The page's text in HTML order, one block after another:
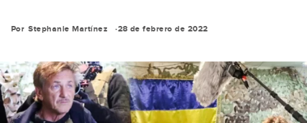
Por Stephanie Martínez 28 de febrero de 2022